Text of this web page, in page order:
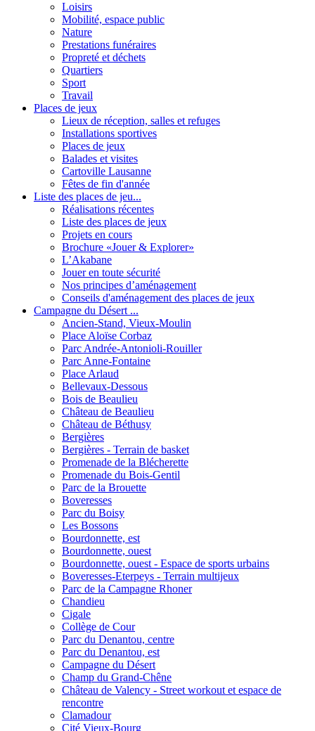
Loisirs
Mobilité, espace public
Nature
Prestations funéraires
Propreté et déchets
Quartiers
Sport
Travail
Places de jeux
Lieux de réception, salles et refuges
Installations sportives
Places de jeux
Balades et visites
Cartoville Lausanne
Fêtes de fin d'année
Liste des places de jeu...
Réalisations récentes
Liste des places de jeux
Projets en cours
Brochure «Jouer & Explorer»
L’Akabane
Jouer en toute sécurité
Nos principes d’aménagement
Conseils d'aménagement des places de jeux
Campagne du Désert ...
Ancien-Stand, Vieux-Moulin
Place Aloïse Corbaz
Parc Andrée-Antonioli-Rouiller
Parc Anne-Fontaine
Place Arlaud
Bellevaux-Dessous
Bois de Beaulieu
Château de Beaulieu
Château de Béthusy
Bergières
Bergières - Terrain de basket
Promenade de la Blécherette
Promenade du Bois-Gentil
Parc de la Brouette
Boveresses
Parc du Boisy
Les Bossons
Bourdonnette, est
Bourdonnette, ouest
Bourdonnette, ouest - Espace de sports urbains
Boveresses-Eterpeys - Terrain multijeux
Parc de la Campagne Rhoner
Chandieu
Cigale
Collège de Cour
Parc du Denantou, centre
Parc du Denantou, est
Campagne du Désert
Champ du Grand-Chêne
Château de Valency - Street workout et espace de
rencontre
Clamadour
Cité Vieux-Bourg